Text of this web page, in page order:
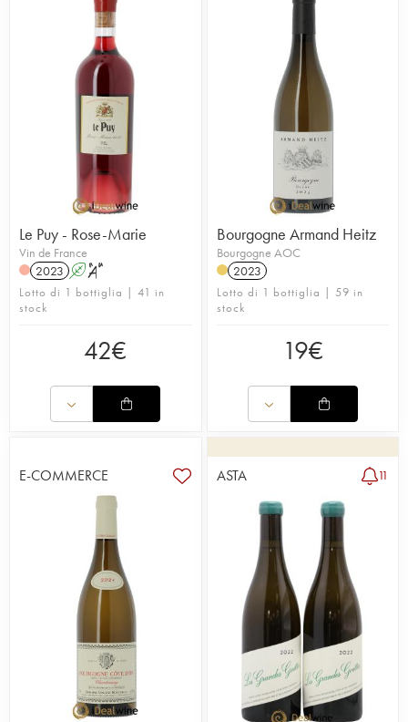
Le Puy - Rose-Marie
Vin de France
2023 A S
Lotto di 1 bottiglia | 41 in
stock
42€
Bourgogne Armand Heitz
Bourgogne AOC
2023
Lotto di 1 bottiglia | 59 in
stock
19€
E-COMMERCE ASTA 11